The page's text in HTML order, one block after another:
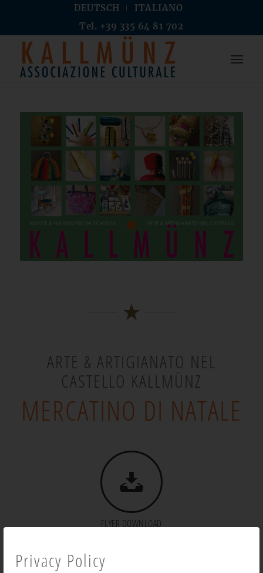
Privacy Policy
DEUTSCH
ITALIANO
Tel. +39 335 64 81 702
ARTE & ARTIGIANATO NEL
CASTELLO KALLMÜNZ
MERCATINO DI NATALE
FLYER DOWNLOAD